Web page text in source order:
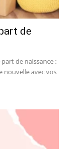
de
de naissance :
nouvelle avec vos